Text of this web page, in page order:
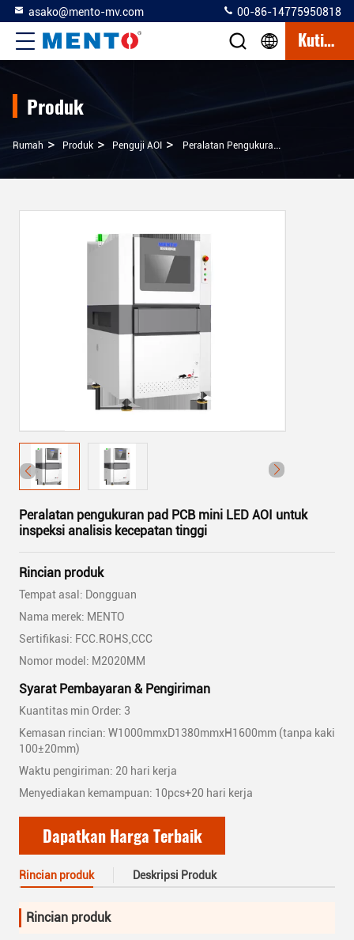
asako@mento-mv.com 00-86-14775950818
Kutipan
Produk
Rumah > Produk > Penguji AOI > Peralatan Pengukuran Pad PCB Mini LED AOI Untuk Inspeksi Analisis Kecepatan Tinggi
Peralatan pengukuran pad PCB mini LED AOI untuk
inspeksi analisis kecepatan tinggi
Rincian produk
Tempat asal: Dongguan
Nama merek: MENTO
Sertifikasi: FCC.ROHS,CCC
Nomor model: M2020MM
Syarat Pembayaran & Pengiriman
Kuantitas min Order: 3
Kemasan rincian: W1000mmxD1380mmxH1600mm (tanpa kaki
100±20mm)
Waktu pengiriman: 20 hari kerja
Menyediakan kemampuan: 10pcs+20 hari kerja
Dapatkan Harga Terbaik
Rincian produk Deskripsi Produk
Rincian produk